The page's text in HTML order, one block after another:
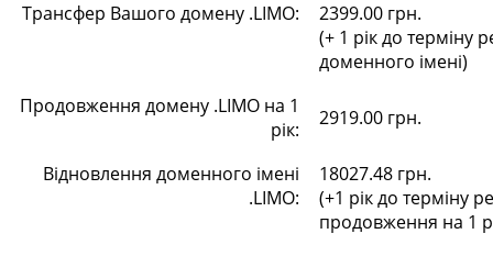
Трансфер Вашого домену .LIMO:
2399.00 грн.
(+ 1 рік до терміну
доменного імені)
Продовження домену .LIMO на 1
рік:
2919.00 грн.
Відновлення доменного імені
.LIMO:
18027.48 грн.
(+1 рік до терміну
продовження на 1